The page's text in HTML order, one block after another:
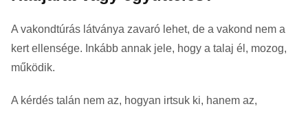
A vakondtúrás látványa zavaró lehet, de a vakond nem a
kert ellensége. Inkább annak jele, hogy a talaj él, mozog,
működik.
A kérdés talán nem az, hogyan irtsuk ki, hanem az,